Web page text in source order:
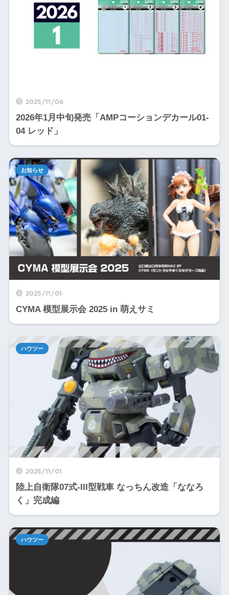
2025/11/06
2026年1月中旬発売「AMPコーションデカール01-
04 レッド」
2025/11/01
CYMA 模型展示会 2025 in 萌えサミ
お知らせ
2025/11/01
陸上自衛隊07式-III型戦車 なっちん改造「ななろ
く」完成編
ハウツー
ハウツー